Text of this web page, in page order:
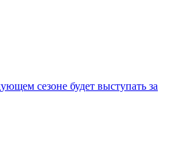
сезоне будет выступать за